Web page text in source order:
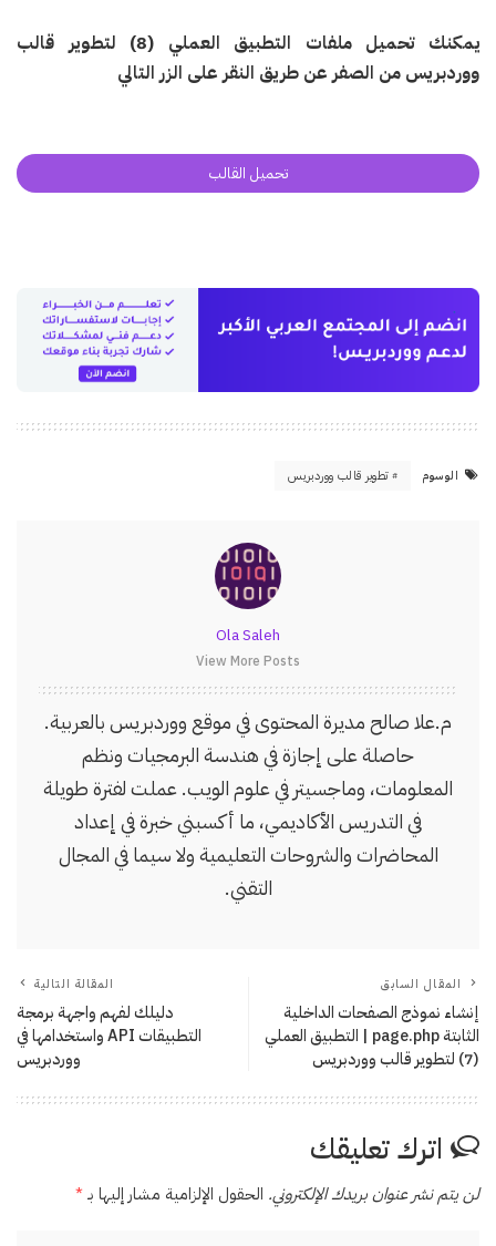
يمكنك تحميل ملفات التطبيق العملي (8) لتطوير قالب
ووردبريس من الصفر عن طريق النقر على الزر التالي
تحميل القالب
الوسوم تطوير قالب ووردبريس
Ola Saleh
View More Posts
م.علا صالح مديرة المحتوى في موقع ووردبريس بالعربية.
حاصلة على إجازة في هندسة البرمجيات ونظم
المعلومات، وماجسيتر في علوم الويب. عملت لفترة طويلة
في التدريس الأكاديمي، ما أكسبني خبرة في إعداد
المحاضرات والشروحات التعليمية ولا سيما في المجال
التقني.
المقال السابق
إنشاء نموذج الصفحات الداخلية
الثابتة page.php | التطبيق العملي
(7) لتطوير قالب ووردبريس
المقالة التالية
دليلك لفهم واجهة برمجة
التطبيقات API واستخدامها في
ووردبريس
اترك تعليقك
لن يتم نشر عنوان بريدك الإلكتروني. الحقول الإلزامية مشار إليها بـ*